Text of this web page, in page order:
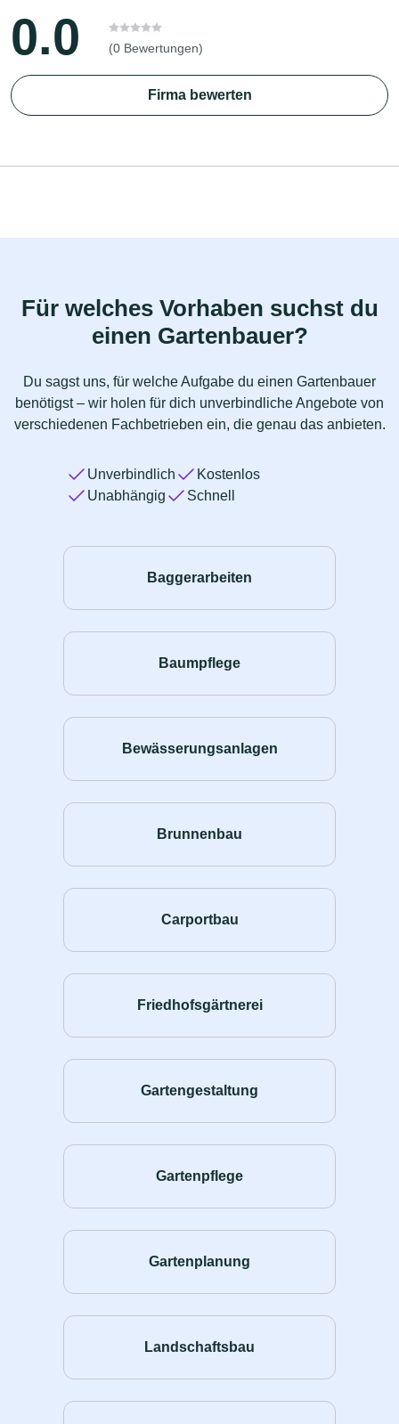
0.0 (0 Bewertungen)
Firma bewerten
Für welches Vorhaben suchst du
einen Gartenbauer?
Du sagst uns, für welche Aufgabe du einen Gartenbauer
benötigst – wir holen für dich unverbindliche Angebote von
verschiedenen Fachbetrieben ein, die genau das anbieten.
Unverbindlich
Kostenlos
Unabhängig
Schnell
Baggerarbeiten
Baumpflege
Bewässerungsanlagen
Brunnenbau
Carportbau
Friedhofsgärtnerei
Gartengestaltung
Gartenpflege
Gartenplanung
Landschaftsbau